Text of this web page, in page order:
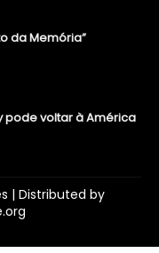
da Memória”
pode voltar à América
| Distributed by